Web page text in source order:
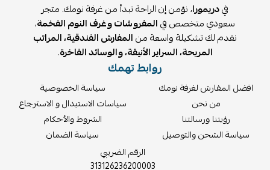
فيدريمورا، نؤمن إن الراحة تبدأ من غرفة نومك. متجر
سعودي متخصص فيالمفروشات وغرف النوم الفخمة،
نقدم لك تشكيلة واسعة منالمفارش الفندقية، المراتب
المريحة، السراير الأنيقة، والوسائد الفاخرة.
روابط تهمك
افضل المفارش لغرفة نومك
من نحن
رؤيتنا ورسالتنا
سياسة الشحن والتوصيل
سياسة الخصوصية
سياسات الاستبدال و الاسترجاع
الشروط والأحكام
سياسة الضمان
الرقم الضريبي
313126236200003